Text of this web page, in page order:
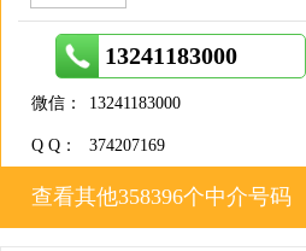
13241183000
微信： 13241183000
Q Q： 374207169
查看其他358396个中介号码